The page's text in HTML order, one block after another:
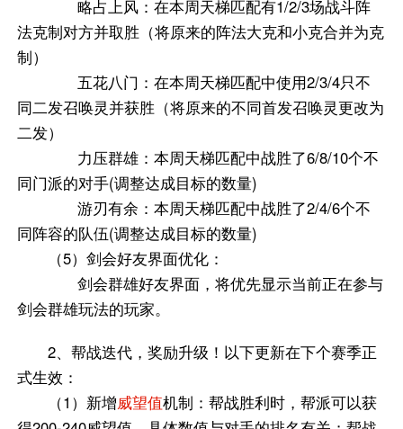
略占上风：在本周天梯匹配有1/2/3场战斗阵
法克制对方并取胜（将原来的阵法大克和小克合并为克
制）
五花八门：在本周天梯匹配中使用2/3/4只不
同二发召唤灵并获胜（将原来的不同首发召唤灵更改为
二发）
力压群雄：本周天梯匹配中战胜了6/8/10个不
同门派的对手(调整达成目标的数量)
游刃有余：本周天梯匹配中战胜了2/4/6个不
同阵容的队伍(调整达成目标的数量)
（5）剑会好友界面优化：
剑会群雄好友界面，将优先显示当前正在参与
剑会群雄玩法的玩家。
2、帮战迭代，奖励升级！以下更新在下个赛季正
式生效：
（1）新增威望值机制：帮战胜利时，帮派可以获